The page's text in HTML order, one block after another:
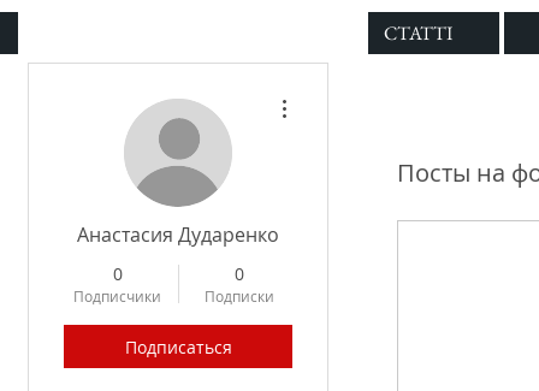
СТАТТІ
Анастасия Дударенко
0
Подписчики
0
Подписки
Подписаться
Посты на